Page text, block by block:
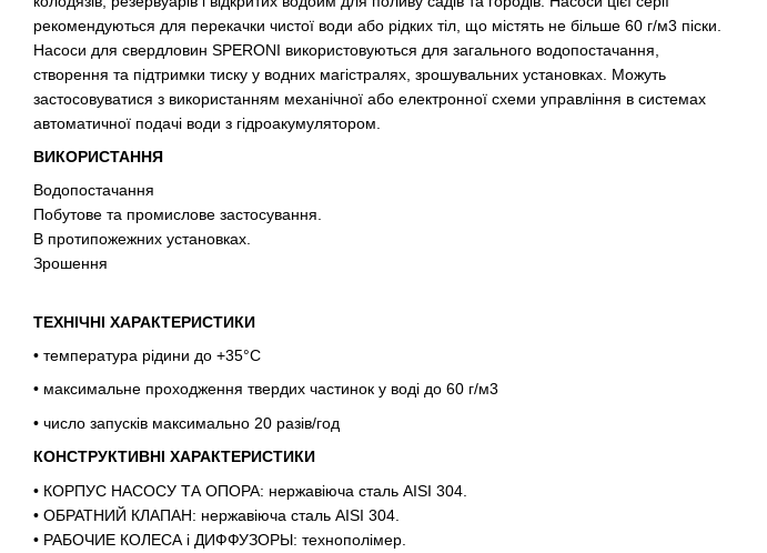
рекомендуються для перекачки чистої води або рідких тіл, що містять не більше 60 г/м3 піски.
Насоси для свердловин SPERONI використовуються для загального водопостачання,
створення та підтримки тиску у водних магістралях, зрошувальних установках. Можуть
застосовуватися з використанням механічної або електронної схеми управління в системах
автоматичної подачі води з гідроакумулятором.
ВИКОРИСТАННЯ
Водопостачання
Побутове та промислове застосування.
В протипожежних установках.
Зрошення
ТЕХНІЧНІ ХАРАКТЕРИСТИКИ
• температура рідини до +35°C
• максимальне проходження твердих частинок у воді до 60 г/м3
• число запусків максимально 20 разів/год
КОНСТРУКТИВНІ ХАРАКТЕРИСТИКИ
• КОРПУС НАСОСУ ТА ОПОРА: нержавіюча сталь AISI 304.
• ОБРАТНИЙ КЛАПАН: нержавіюча сталь AISI 304.
• РАБОЧИЕ КОЛЕСА і ДИФФУЗОРЫ: технополімер.